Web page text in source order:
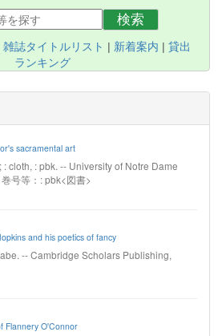
検索
雑誌タイトルリスト | 新着案内 | 貸出
ランキング
sacramental art
cloth, : pbk. -- University of Notre Dame
号等：: pbk<図書>
and his poetics of fancy
-- Cambridge Scholars Publishing,
Flannery O'Connor